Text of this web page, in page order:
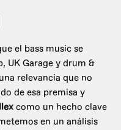
el bass music se
UK Garage y drum &
relevancia que no
de esa premisa y
como un hecho clave
en un análisis